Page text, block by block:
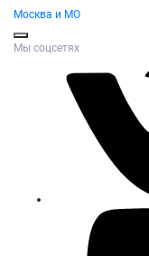
Москва и МО
Мы соцсетях